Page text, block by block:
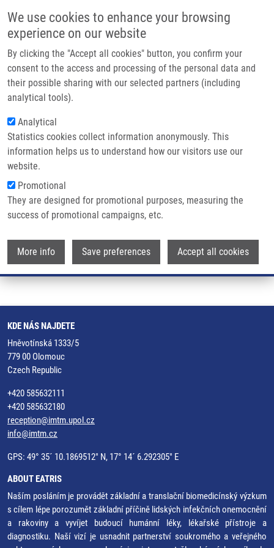
We use cookies to enhance your browsing
experience on our website
By clicking the "Accept all cookies" button, you confirm your
consent to the access and processing of the personal data and
their possible sharing with our selected partners (including
analytical tools).
Analytical
Statistics cookies collect information anonymously. This
information helps us to understand how our visitors use our
website.
Promotional
They are designed for promotional purposes, measuring the
success of promotional campaigns, etc.
More info Save preferences Accept all cookies
Main
Domů
Partner institutions
Technologie a služby
Kontakt
Drobečková navigace
Domů Švubová Eliška
Švubová Eliška
BIOLOGIE
KDE NÁS NAJDETE
Hněvotínská 1333/5
779 00 Olomouc
Czech Republic
+420 585632111
+420 585632180
reception@imtm.upol.cz
info@imtm.cz
GPS: 49° 35´ 10.1869512" N, 17° 14´ 6.292305" E
ABOUT EATRIS
Naším posláním je provádět základní a translační biomedicínský výzkum
s cílem lépe porozumět základní příčině lidských infekčních onemocnění
a rakoviny a vyvíjet budoucí humánní léky, lékařské přístroje a
diagnostiku. Naší vizí je usnadnit partnerství soukromého a veřejného